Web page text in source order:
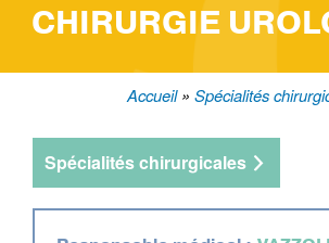
CHIRURGIE
d'Ariane
Accueil Spécialités
Spécialités chirurgicales